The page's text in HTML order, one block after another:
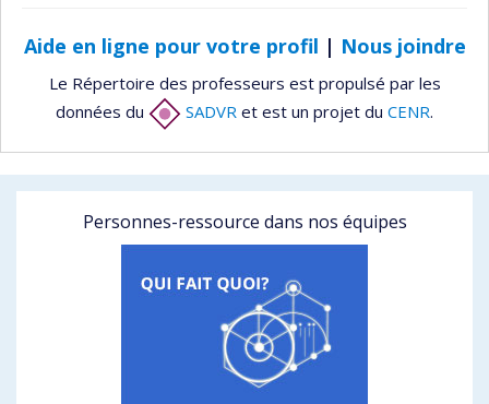
Aide en ligne pour votre profil | Nous joindre
Le Répertoire des professeurs est propulsé par les
données du
SADVR et est un projet du CENR.
Personnes-ressource dans nos équipes